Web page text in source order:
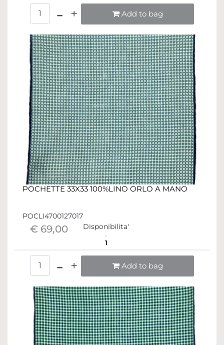
Add to bag
POCHETTE 33X33 100%LINO ORLO A MANO
POCLI4700127017
€ 69,00 Disponibilita'
1
Add to bag